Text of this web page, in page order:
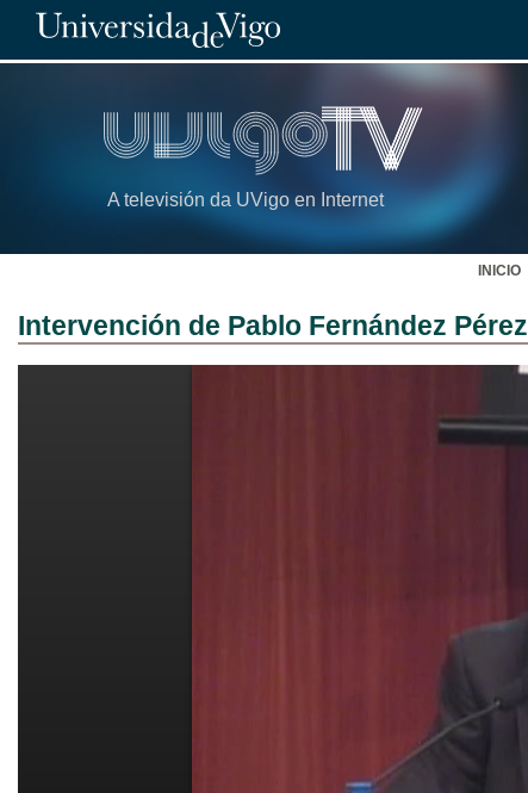
A televisión da UVigo en Internet
INICIO
Intervención de Pablo Fernández Pérez